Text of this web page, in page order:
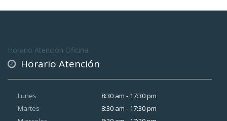
Horario Atención Oficina
Horario Atención
Lunes
Martes
8:30 am - 17:30 pm
8:30 am - 17:30 pm